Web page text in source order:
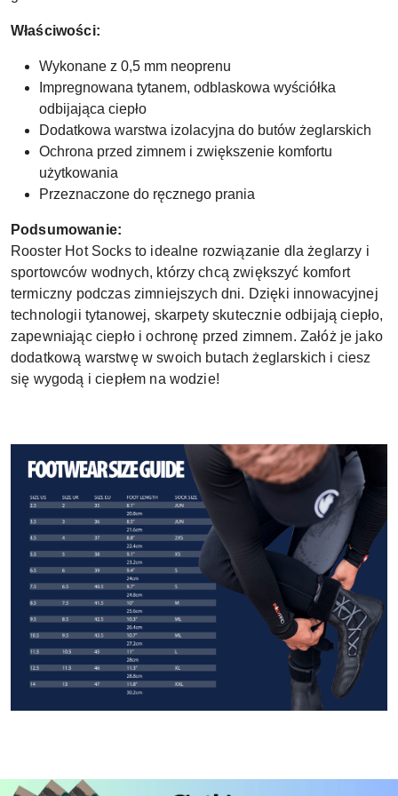
Właściwości:
Wykonane z 0,5 mm neoprenu
Impregnowana tytanem, odblaskowa wyściółka
odbijająca ciepło
Dodatkowa warstwa izolacyjna do butów żeglarskich
Ochrona przed zimnem i zwiększenie komfortu
użytkowania
Przeznaczone do ręcznego prania
Podsumowanie:
Rooster Hot Socks to idealne rozwiązanie dla żeglarzy i
sportowców wodnych, którzy chcą zwiększyć komfort
termiczny podczas zimniejszych dni. Dzięki innowacyjnej
technologii tytanowej, skarpety skutecznie odbijają ciepło,
zapewniając ciepło i ochronę przed zimnem. Załóż je jako
dodatkową warstwę w swoich butach żeglarskich i ciesz
się wygodą i ciepłem na wodzie!